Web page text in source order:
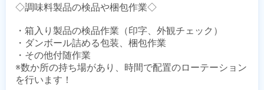
◇調味料製品の検品や梱包作業◇
・箱入り製品の検品作業（印字、外観チェック）
・ダンボール詰める包装、梱包作業
・その他付随作業
※数か所の持ち場があり、時間で配置のローテーション
を行います！